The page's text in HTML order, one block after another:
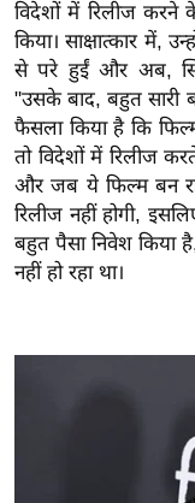
ब
ज
खे
ल
क्रि
के
ट
I
L
विदेशों में रिलीज करने
किया। साक्षात्कार में,
से परे हुईं और अब,
"उसके बाद, बहुत सारी
फैसला किया है कि
तो विदेशों में रिलीज
और जब ये फिल्म बन
रिलीज नहीं होगी,
बहुत पैसा निवेश किया
नहीं हो रहा था।